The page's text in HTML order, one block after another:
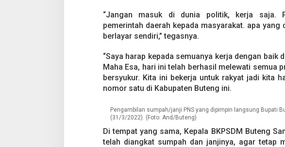
r
j
a
J
n
g
a
a
a
s
“Jangan masuk di dunia politik, kerja saja.
pemerintah daerah kepada masyarakat. apa
berlayar sendiri,” tegasnya.
“Saya harap kepada semuanya kerja dengan baik
Maha Esa, hari ini telah berhasil melewati semua
bersyukur. Kita ini bekerja untuk rakyat jadi kita
nomor satu di Kabupaten Buteng ini.
Pengambilan sumpah/janji PNS yang dipimpin langsung Bupati
(31/3/2022). (Foto: And/Buteng)
Di tempat yang sama, Kepala BKPSDM Buteng
telah diangkat sumpah dan janjinya, agar tetap